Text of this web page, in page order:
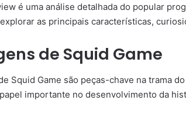
é uma análise detalhada do popular
as principais características,
de Squid Game
Squid Game são peças-chave na trama
importante no desenvolvimento da